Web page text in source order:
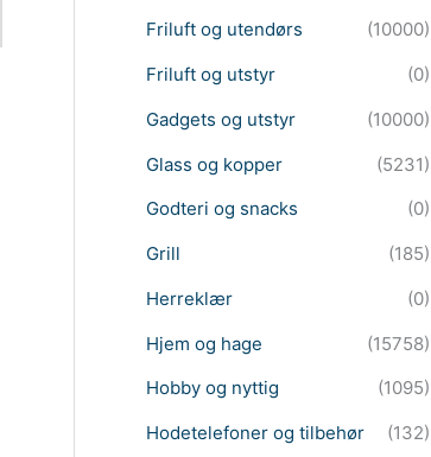
Friluft og utendørs
(10000)
Friluft og utstyr
(0)
Gadgets og utstyr
(10000)
Glass og kopper
(5231)
Godteri og snacks
(0)
Grill
(185)
Herreklær
(0)
Hjem og hage
(15758)
Hobby og nyttig
(1095)
Hodetelefoner og tilbehør
(132)